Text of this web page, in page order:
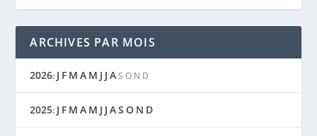
ARCHIVES PAR MOIS
2026: J F M A M J J A S O N D
2025: J F M A M J J AS O N D